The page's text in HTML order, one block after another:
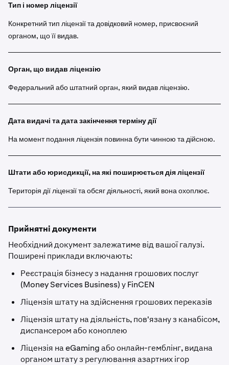
Тип і номер ліцензії
Конкретний тип ліцензії та довідковий номер, присвоєний
органом, що її видав.
Орган, що видав ліцензію
Федеральний або штатний орган, який видав ліцензію.
Дата видачі та дата закінчення терміну дії
На момент подання ліцензія повинна бути чинною та дійсною.
Штати або юрисдикції, на які поширюється дія ліцензії
Територія дії ліцензії та обсяг діяльності, який вона охоплює.
Прийнятні документи
Необхідний документ залежатиме від вашої галузі.
Поширені приклади включають:
Реєстрація бізнесу з надання грошових послуг
(Money Services Business) у FinCEN
Ліцензія штату на здійснення грошових переказів
Ліцензія штату на діяльність, пов'язану з канабісом,
диспансером або коноплею
Ліцензія на eGaming або онлайн-гемблінг, видана
органом штату з регулювання азартних ігор